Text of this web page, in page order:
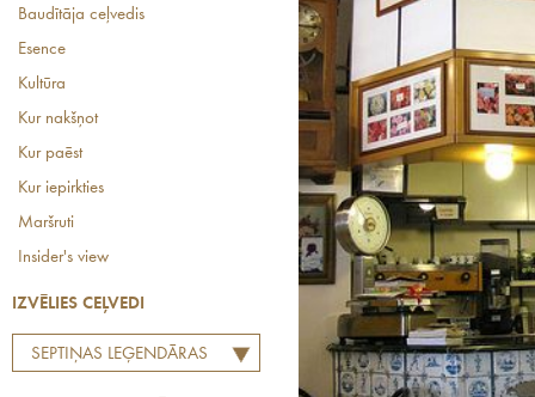
Baudītāja ceļvedis
Esence
Kultūra
Kur nakšņot
Kur paēst
Kur iepirkties
Maršruti
Insider's view
IZVĒLIES CEĻVEDI
SEPTIŅAS LEĢENDĀRAS